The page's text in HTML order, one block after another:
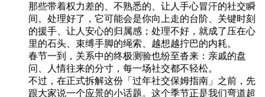
那些带着权力差的、不熟悉的、让人手心冒汗的社交瞬
间。处理好了，它可能会是你向上走的台阶、关键时刻
的援手、让人安心的归属感；处理不好，就成了压在心
里的石头、束缚手脚的绳索、越想越拧巴的内耗。
春节一到，关系中的终极测验也纷至沓来：亲戚的盘
问、人情往来的分寸，每一场社交都不轻松。
不过，在正式拆解这份「过年社交保姆指南」之前，先
跟大家说一个应景的小话题。这个季节正是我们弯道超